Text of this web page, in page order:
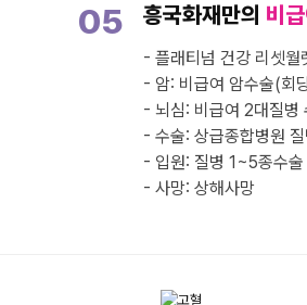
05 흥국화재만의 비
- 플래티넘 건강 리셋
- 암: 비급여 암수술(회
- 뇌심: 비급여 2대질병
- 수술: 상급종합병원
- 입원: 질병 1~5종수술
- 사망: 상해사망